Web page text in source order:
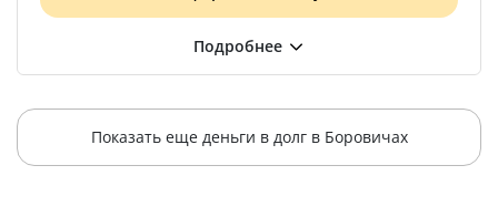
Показать еще деньги в долг в Боровичах